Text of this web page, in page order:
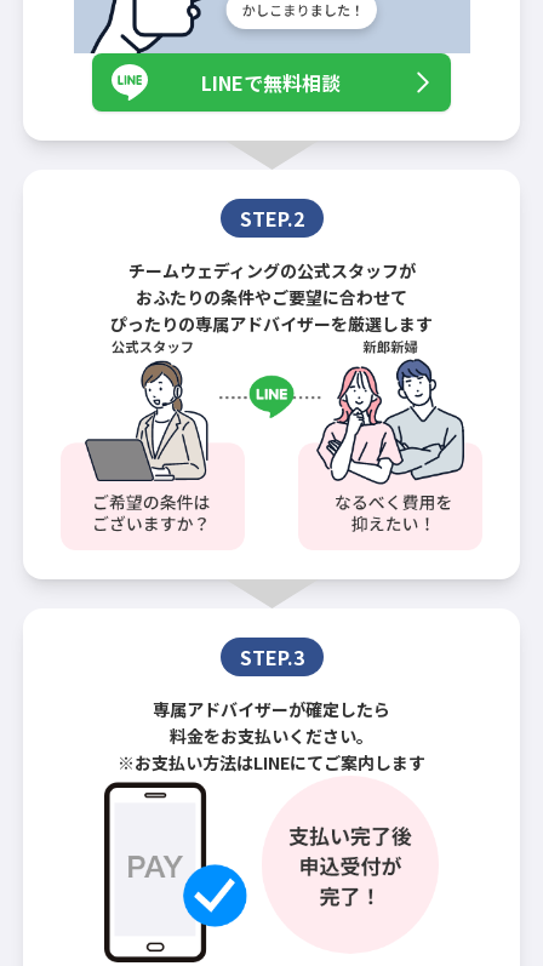
LINEで無料相談
STEP.2
チームウェディングの公式スタッフが
おふたりの条件やご要望に合わせて
ぴったりの専属アドバイザーを厳選します
STEP.3
専属アドバイザーが確定したら
料金をお支払いください。
※お支払い方法はLINEにてご案内します